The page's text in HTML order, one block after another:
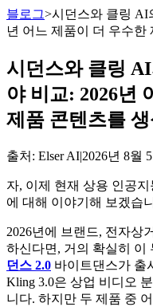
블로그>시던스와 클링 AI
년 어느 제품이 더 우수한
시던스와 클링
야 비교: 2026년
제품 콘텐츠를
출처 : Elser AI|2026년 8월
자, 이제 현재 상용 인공
에 대해 이야기해 보겠습
2026년에 브랜드, 전자상
하신다면, 거의 확실히 이
던스 2.0 바이트댄스가 출
Kling 3.0은 상업 비디오
니다. 하지만 두 제품 중